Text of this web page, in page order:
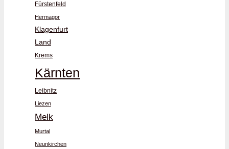
Fürstenfeld
Hermagor
Klagenfurt
Land
Krems
Kärnten
Leibnitz
Liezen
Melk
Murtal
Neunkirchen